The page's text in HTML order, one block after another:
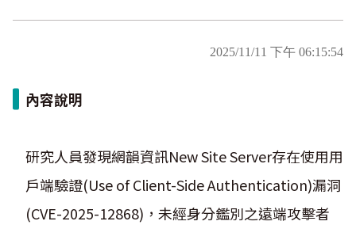
2025/11/11 下午 06:15:54
內容說明
研究人員發現網韻資訊New Site Server存在使用用
戶端驗證(Use of Client-Side Authentication)漏洞
(CVE-2025-12868)，未經身分鑑別之遠端攻擊者